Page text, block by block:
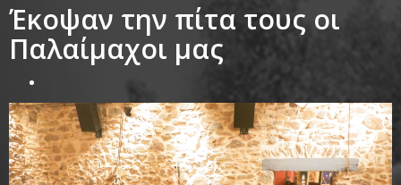
Έκοψαν την πίτα τους οι
Παλαίμαχοι μας